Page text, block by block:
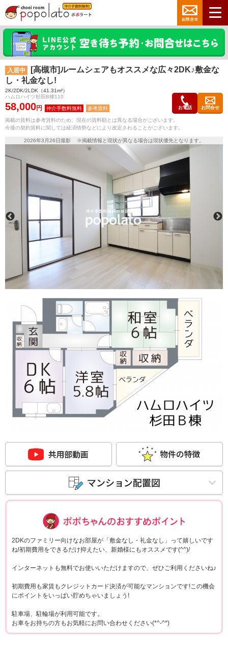
入居中
[高槻市]ルームシェアもオススメな広々2DK♪敷金な
し・礼金なし!
2K/2DK/2LDK（41.31m²）
ハムロハイツ杉田B棟110
58,000円 参考賃料 お電話 お問合せ
掲載の賃料は参考賃料のため、現在の賃料額とは異なる場合がございます。
今後の契約賃料に関しては経済情勢などにより改定されることがございます。
2026年3月26日撮影 ※掲載情報と現状が異なる場合は現状優先となります。
2DKのファミリー向けなお部屋が「敷金なし・礼金なし」って嬉しいです
ね!初期費用をできるだけ抑えたい、新婚様にもオススメです(^^)/
インターネットも無料でお使いいただけますので、ぜひご利用くださいね♪
初期費用も家賃もクレジットカード決済が可能なマンションです!この機会
にポイントをいっぱい貯めちゃいましょう!
駐車場、駐輪場が利用可能です。
お車をお持ちの方もお気軽にお問い合わせください(*^-^*)